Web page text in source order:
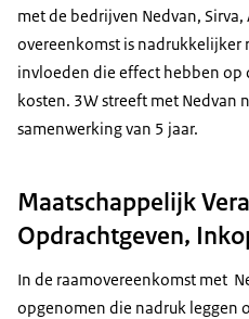
met de bedrijven Nedvan, Sirva,
overeenkomst is nadrukkelijker
invloeden die effect hebben op
kosten. 3W streeft met Nedvan
samenwerking van 5 jaar.
Maatschappelijk
Opdrachtgeven,
In de raamovereenkomst met
opgenomen die nadruk leggen